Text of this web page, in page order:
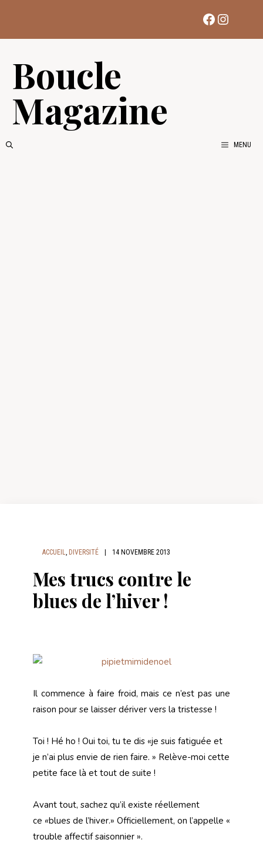
contenu
Facebook
Boucle
Magazine
MENU
ACCUEIL, DIVERSITÉ 14 NOVEMBRE 2013
Mes trucs contre le
blues de l’hiver !
Il commence à faire froid, mais ce n’est pas une
raison pour se laisser dériver vers la tristesse !
Toi ! Hé ho ! Oui toi, tu te dis «je suis fatiguée et
je n’ai plus envie de rien faire. » Relève-moi cette
petite face là et tout de suite !
Avant tout, sachez qu’il existe réellement
ce «blues de l’hiver.» Officiellement, on l’appelle «
trouble affectif saisonnier ».